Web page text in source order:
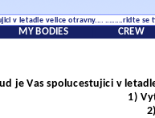
v letadle velice otravny.... .........ridte
MY BODIES CREW
je Vas spolucestujici v
1)